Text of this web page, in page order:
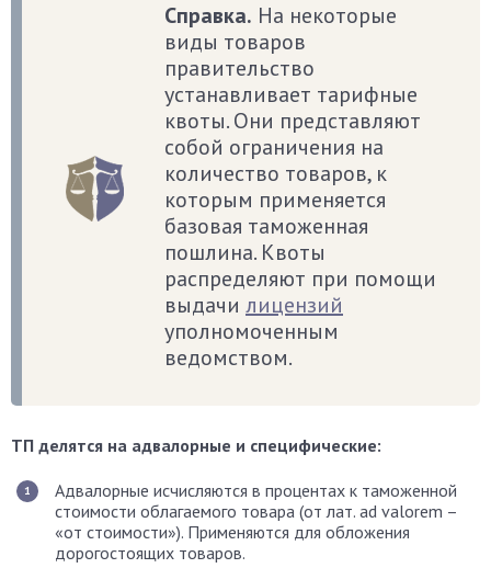
Справка. На некоторые
виды товаров
правительство
устанавливает тарифные
квоты. Они представляют
собой ограничения на
количество товаров, к
которым применяется
базовая таможенная
пошлина. Квоты
распределяют при помощи
выдачи лицензий
уполномоченным
ведомством.
ТП делятся на адвалорные и специфические:
Адвалорные исчисляются в процентах к таможенной
стоимости облагаемого товара (от лат. ad valorem –
«от стоимости»). Применяются для обложения
дорогостоящих товаров.